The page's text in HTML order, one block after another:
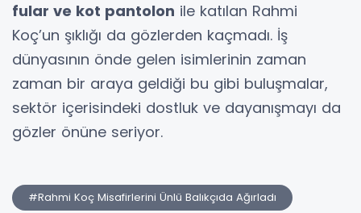
fular ve kot pantolon ile katılan Rahmi
Koç’un şıklığı da gözlerden kaçmadı. İş
dünyasının önde gelen isimlerinin zaman
zaman bir araya geldiği bu gibi buluşmalar,
sektör içerisindeki dostluk ve dayanışmayı da
gözler önüne seriyor.
#Rahmi Koç Misafirlerini Ünlü Balıkçıda Ağırladı